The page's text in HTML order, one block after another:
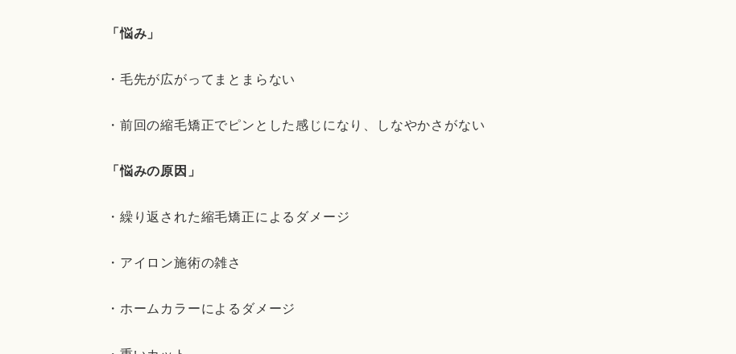
「悩み」
・毛先が広がってまとまらない
・前回の縮毛矯正でピンとした感じになり、しなやかさがない
「悩みの原因」
・繰り返された縮毛矯正によるダメージ
・アイロン施術の雑さ
・ホームカラーによるダメージ